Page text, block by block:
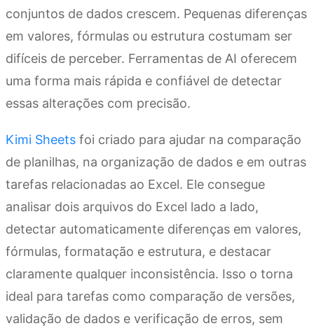
conjuntos de dados crescem. Pequenas diferenças
em valores, fórmulas ou estrutura costumam ser
difíceis de perceber. Ferramentas de AI oferecem
uma forma mais rápida e confiável de detectar
essas alterações com precisão.
Kimi Sheets foi criado para ajudar na comparação
de planilhas, na organização de dados e em outras
tarefas relacionadas ao Excel. Ele consegue
analisar dois arquivos do Excel lado a lado,
detectar automaticamente diferenças em valores,
fórmulas, formatação e estrutura, e destacar
claramente qualquer inconsistência. Isso o torna
ideal para tarefas como comparação de versões,
validação de dados e verificação de erros, sem